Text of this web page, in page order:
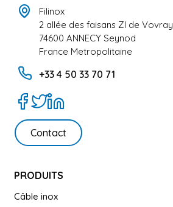
Filinox
2 allée des faisans ZI de Vovray
74600 ANNECY Seynod
France Metropolitaine
+33 4 50 33 70 71
Contact
PRODUITS
Câble inox